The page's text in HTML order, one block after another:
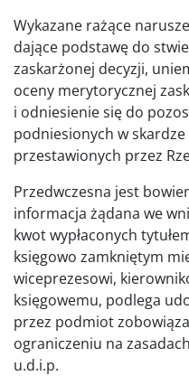
Wykazane rażące
dające podstawę do
zaskarżonej decyzji,
oceny merytorycznej
i odniesienie się do
podniesionych w
przestawionych przez
Przedwczesna jest
informacja żądana we
kwot wypłaconych
księgowo zamkniętym
wiceprezesowi,
księgowemu, podlega
przez podmiot
ograniczeniu na
u.d.i.p.